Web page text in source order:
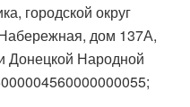
городской округ
дом 137А,
Донецкой Народной